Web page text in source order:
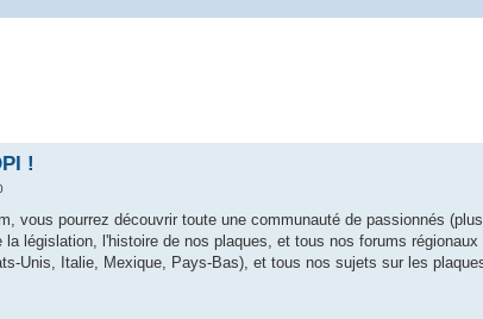
!
vous pourrez découvrir toute une communauté de passionnés
législation, l'histoire de nos plaques, et tous nos forums
Unis, Italie, Mexique, Pays-Bas), et tous nos sujets sur les